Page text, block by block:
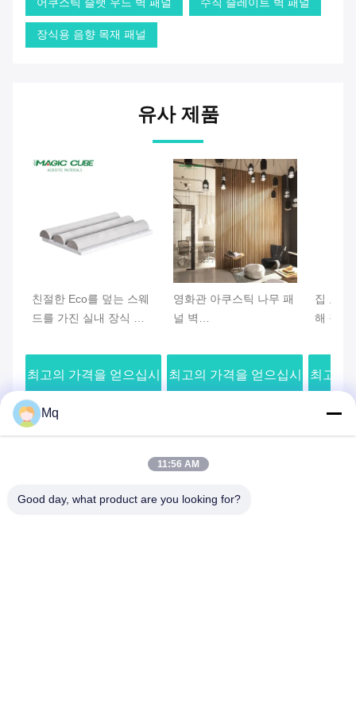
장식용 음향 목재 패널
유사 제품
친절한 Eco를 덮는 스웨
드를 가진 실내 장식 목
최고의 가격을 얻으십시
영화관 아쿠스틱 나무 패
널 벽
크기
최고의 가격을 얻으십시
집 교실
해 장식
최고의
최대한 빨리 답변하겠습
니다.
Mq
11:56 AM
Good day, what product are you looking for?